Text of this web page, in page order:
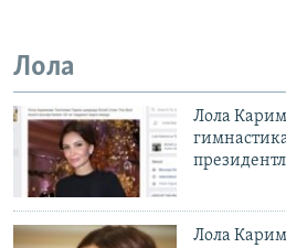
Лола
Лола
Лола